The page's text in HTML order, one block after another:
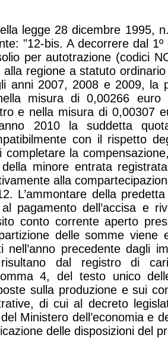
legge 28 dicembre 1995,
"12-bis. A decorrere dal
per autotrazione (codici
regione a statuto
anni 2007, 2008 e 2009, la
misura di 0,00266
e nella misura di 0,00307
2010 la suddetta
con il rispetto
completare la
minore entrata
alla
L’ammontare della
pagamento dell’accisa e
conto corrente aperto
delle somme viene
nell’anno precedente dagli
dal registro di
4, del testo unico
sulla produzione e sui
di cui al decreto
Ministero dell’economia e
delle disposizioni del